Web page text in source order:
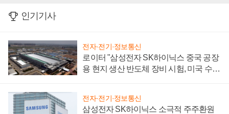
인기기사
전자·전기·정보통신
로이터 "삼성전자 SK하이닉스 중국 공장
용 현지 생산 반도체 장비 시험, 미국 수출
전자·전기·정보통신
삼성전자 SK하이닉스 소극적 주주환원